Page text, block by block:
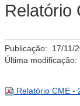
Relatório
Publicação: 17/11/
Última modificação:
Relatório CME -